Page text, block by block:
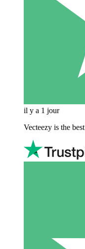
il y a 1 jour
Vecteezy is the